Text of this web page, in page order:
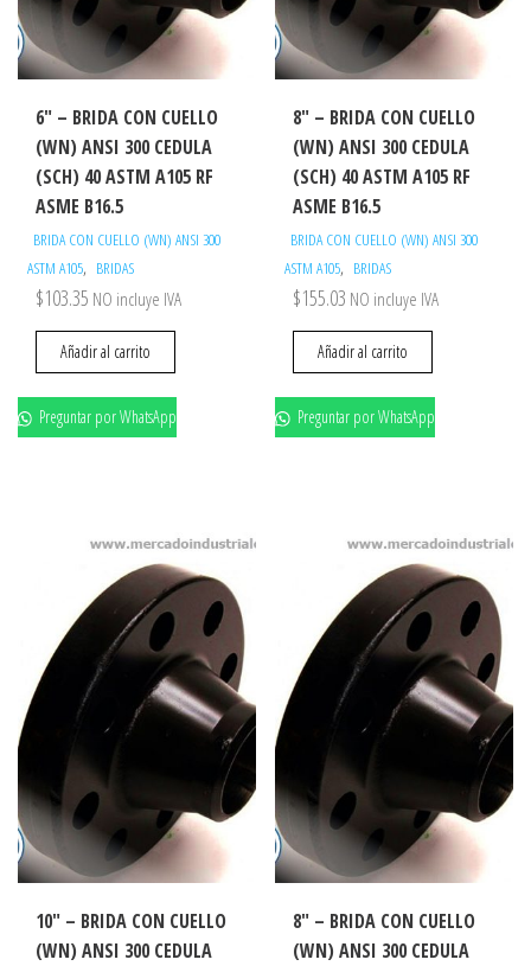
6″ – BRIDA CON CUELLO
(WN) ANSI 300 CEDULA
(SCH) 40 ASTM A105 RF
ASME B16.5
BRIDA CON CUELLO (WN) ANSI 300
ASTM A105, BRIDAS
$103.35 NO incluye IVA
Añadir al carrito
Preguntar por WhatsApp
8″ – BRIDA CON CUELLO
(WN) ANSI 300 CEDULA
(SCH) 40 ASTM A105 RF
ASME B16.5
BRIDA CON CUELLO (WN) ANSI 300
ASTM A105, BRIDAS
$155.03 NO incluye IVA
Añadir al carrito
Preguntar por WhatsApp
10″ – BRIDA CON CUELLO
(WN) ANSI 300 CEDULA
8″ – BRIDA CON CUELLO
(WN) ANSI 300 CEDULA